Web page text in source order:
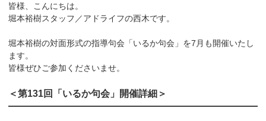
皆様、こんにちは。
堀本裕樹スタッフ／アドライフの西木です。
堀本裕樹の対面形式の指導句会「いるか句会」を7月も開催いたし
ます。
皆様ぜひご参加くださいませ。
＜第131回「いるか句会」開催詳細＞